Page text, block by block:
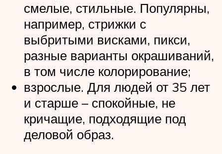
смелые, стильные. Популярны,
например, стрижки с
выбритыми висками, пикси,
разные варианты окрашиваний,
в том числе колорирование;
взрослые. Для людей от 35 лет
и старше – спокойные, не
кричащие, подходящие под
деловой образ.